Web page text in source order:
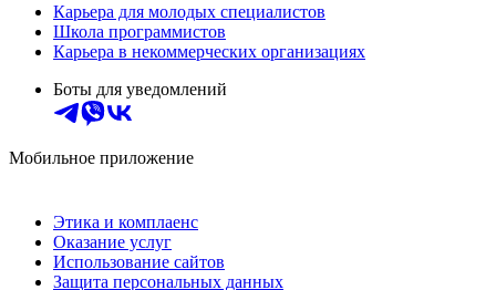
Карьера для молодых специалистов
Школа программистов
Карьера в некоммерческих организациях
Боты для уведомлений
Мобильное приложение
Этика и комплаенс
Оказание услуг
Использование сайтов
Защита персональных данных